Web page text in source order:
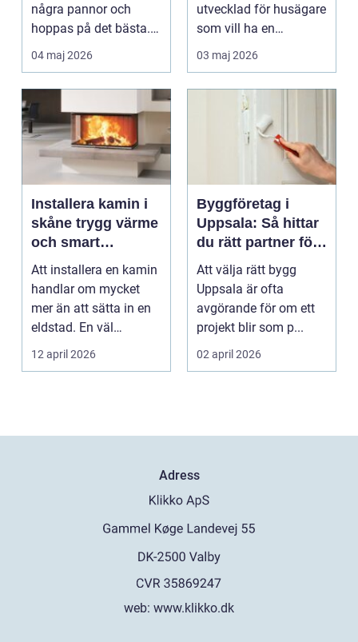
några pannor och
hoppas på det bästa.
För husägare i Val...
04 maj 2026
utvecklad för husägare
som vill ha en
driftsäker och
ekonomisk
uppvärmnin...
03 maj 2026
Installera kamin i
skåne trygg värme
och smart
investering
Att installera en kamin
handlar om mycket
mer än att sätta in en
eldstad. En väl
planerad installati...
12 april 2026
Byggföretag i
Uppsala: Så hittar
du rätt partner för
ditt projekt
Att välja rätt bygg
Uppsala är ofta
avgörande för om ett
projekt blir som p...
02 april 2026
Adress
web: www.klikko.dk